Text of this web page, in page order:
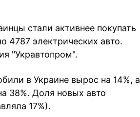
стали активнее покупать
4787 электрических авто.
"Укравтопром".
в Украине вырос на 14%, а
38%. Доля новых авто
17%).